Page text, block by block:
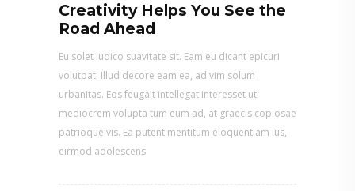
Creativity Helps You See the
Road Ahead
Eu solet iudico suavitate sit. Eam eu dicant epicuri
volutpat. Illud decore eam ea, ad vim solum
urbanitas. Eos feugait intellegat interesset ut,
mediocrem volupta tum eum ad, at graecis copiosae
patrioque vis. Ea putent mentitum eloquentiam ius,
eirmod adolescens